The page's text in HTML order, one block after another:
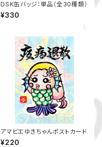
DSK缶バッジ：単品（全30種類）
¥330
アマビエゆきちゃんポストカード
¥220